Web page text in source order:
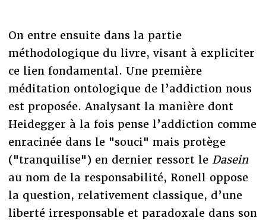
On entre ensuite dans la partie
méthodologique du livre, visant à expliciter
ce lien fondamental. Une première
méditation ontologique de l’addiction nous
est proposée. Analysant la manière dont
Heidegger à la fois pense l’addiction comme
enracinée dans le "souci" mais protège
("tranquilise") en dernier ressort le Dasein
au nom de la responsabilité, Ronell oppose
la question, relativement classique, d’une
liberté irresponsable et paradoxale dans son